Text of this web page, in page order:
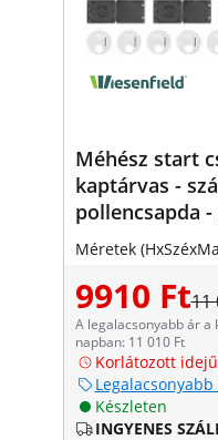
Méhész start
kaptárvas -
pollencsapda
rovarcsapda
Méretek
9910 Ft11
A legalacsonyabb ár a
napban: 11 010 Ft
Korlátozott
Készleten
INGYENES